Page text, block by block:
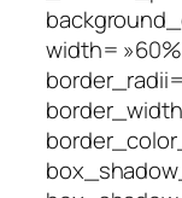
width=